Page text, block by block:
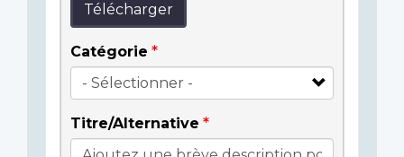
Télécharger
Catégorie
Titre/Alternative